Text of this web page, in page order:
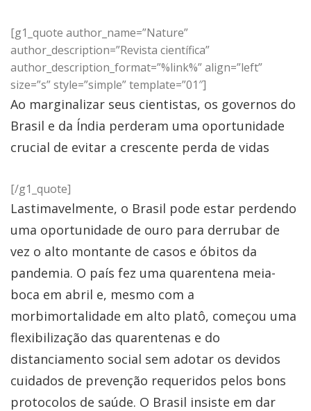
[g1_quote author_name=”Nature”
author_description=”Revista científica”
author_description_format=”%link%” align=”left”
size=”s” style=”simple” template=”01″]
Ao marginalizar seus cientistas, os governos do
Brasil e da Índia perderam uma oportunidade
crucial de evitar a crescente perda de vidas
[/g1_quote]
Lastimavelmente, o Brasil pode estar perdendo
uma oportunidade de ouro para derrubar de
vez o alto montante de casos e óbitos da
pandemia. O país fez uma quarentena meia-
boca em abril e, mesmo com a
morbimortalidade em alto platô, começou uma
flexibilização das quarentenas e do
distanciamento social sem adotar os devidos
cuidados de prevenção requeridos pelos bons
protocolos de saúde. O Brasil insiste em dar